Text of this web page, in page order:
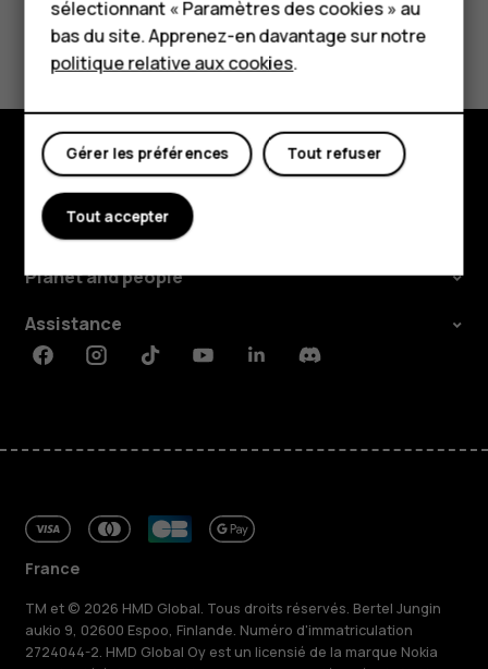
Boutique
Avez-vous trouvé cela utile?
Boutique
À propos
Planet and people
Assistance
FacebookInstagramTiktokYoutubeLinkedinDiscord
France
TM et © 2026 HMD Global. Tous droits réservés. Bertel Jungin
aukio 9, 02600 Espoo, Finlande. Numéro d'immatriculation
2724044-2. HMD Global Oy est un licensié de la marque Nokia
sélectionnant « Paramètres des cookies » au
bas du site. Apprenez-en davantage sur notre
politique relative aux cookies.
Tout refuser
Gérer les préférences
Tout accepter